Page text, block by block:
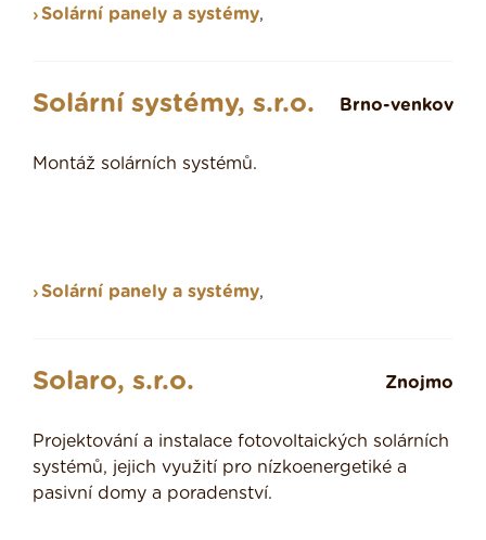
Solární panely a systémy,
Solární systémy, s.r.o. Brno-venkov
Montáž solárních systémů.
Solární panely a systémy,
Solaro, s.r.o. Znojmo
Projektování a instalace fotovoltaických solárních
systémů, jejich využití pro nízkoenergetiké a
pasivní domy a poradenství.